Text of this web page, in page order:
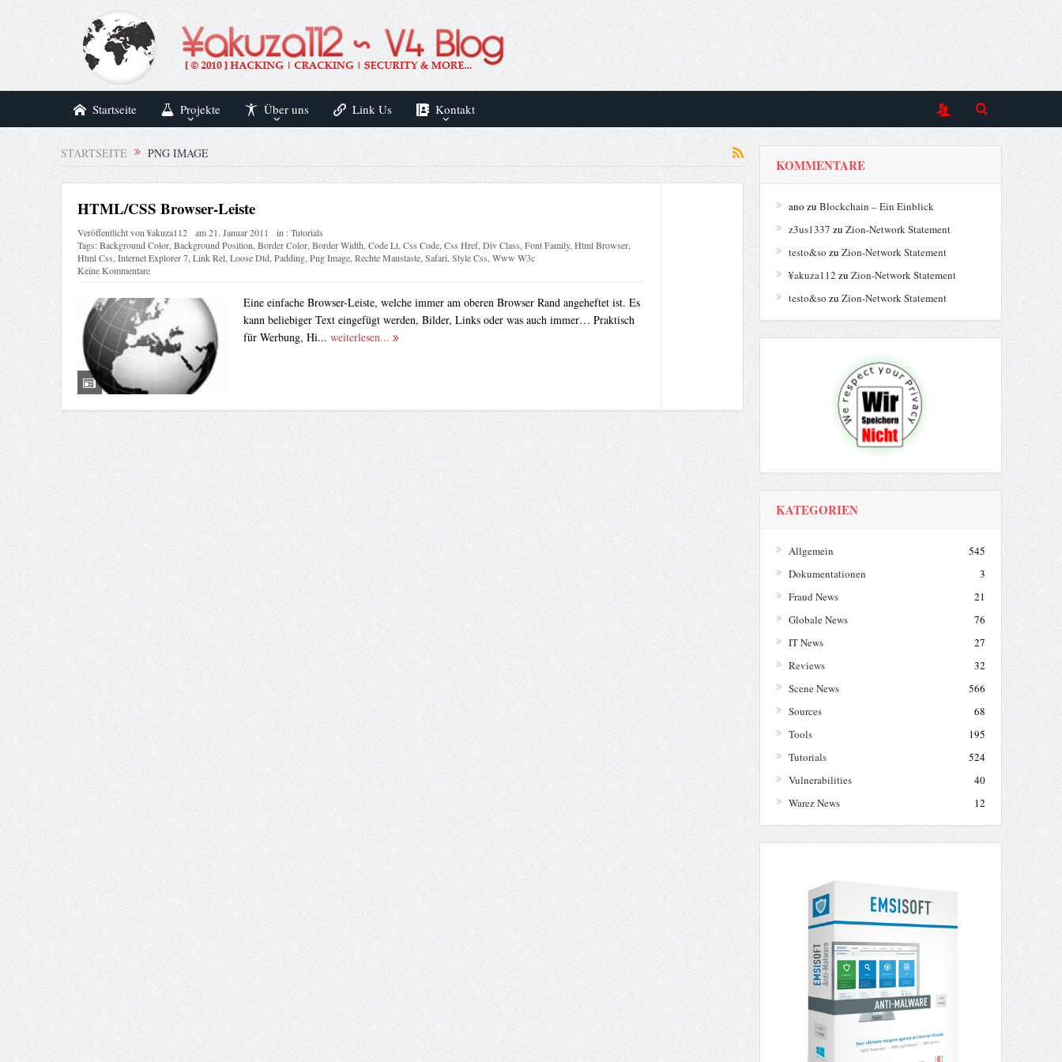
Startseite Projekte Über uns Link Us Kontakt
STARTSEITE PNG IMAGE
HTML/CSS Browser-Leiste
Veröffentlicht von¥akuza112 am21. Januar 2011 in :Tutorials
Tags:Background Color,Background Position,Border Color,Border Width,Code Lt,Css Code,Css Href,Div Class,Font Family,Html Browser,
Html Css,Internet Explorer 7,Link Rel,Loose Dtd,Padding,Png Image,Rechte Maustaste,Safari,Style Css,Www W3c
Keine Kommentare
Eine einfache Browser-Leiste, welche immer am oberen Browser Rand angeheftet ist. Es
kann beliebiger Text eingefügt werden, Bilder, Links oder was auch immer… Praktisch
für Werbung, Hi... weiterlesen...
KOMMENTARE
ano zu Blockchain – Ein Einblick
z3us1337 zu Zion-Network Statement
testo&so zu Zion-Network Statement
¥akuza112 zu Zion-Network Statement
testo&so zu Zion-Network Statement
KATEGORIEN
Allgemein
545
Dokumentationen
3
Fraud News
21
Globale News
76
IT News
27
Reviews
32
Scene News
566
Sources
68
Tools
195
Tutorials
524
Vulnerabilities
40
Warez News
12